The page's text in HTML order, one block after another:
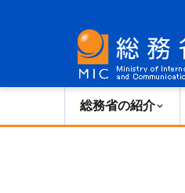
総務省の紹介